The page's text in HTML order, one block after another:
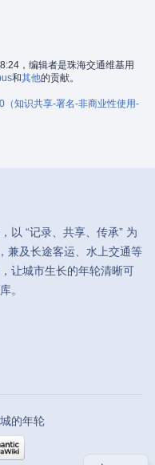
分享此页面
，编辑者是珠海交通维基用
和其他的贡献。
（知识共享-署名-非商业性使用-
以 “记录、共享、传承” 为
兼及长途客运、水上交通等
让城市生长的年轮清晰可
。
的年轮